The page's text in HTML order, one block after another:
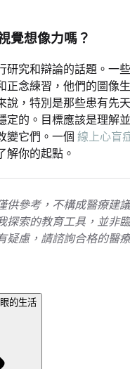
覺想像力嗎？
研究和辯論的話題。一
正念練習，他們的圖像
說，特別是那些患有先
定的。目標應該是理解
變它們。一個 線上心盲
解你的起點。
供參考，不構成醫療建
探索的教育工具，並非
疑慮，請諮詢合格的醫
的生活